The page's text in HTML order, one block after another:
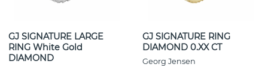
GJ SIGNATURE LARGE
RING White Gold
DIAMOND
GJ SIGNATURE RING
DIAMOND 0.XX CT
Georg Jensen